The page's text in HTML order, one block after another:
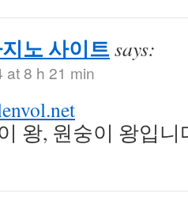
노 사이트says:
at 8 h 21 min
왕, 원숭이 왕입니